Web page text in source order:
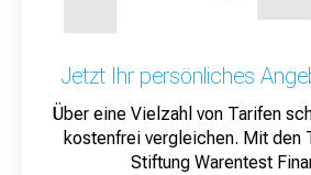
Jetzt Ihr persönliches
Über eine Vielzahl von Tarifen
kostenfrei vergleichen. Mit den
Stiftung Warentest